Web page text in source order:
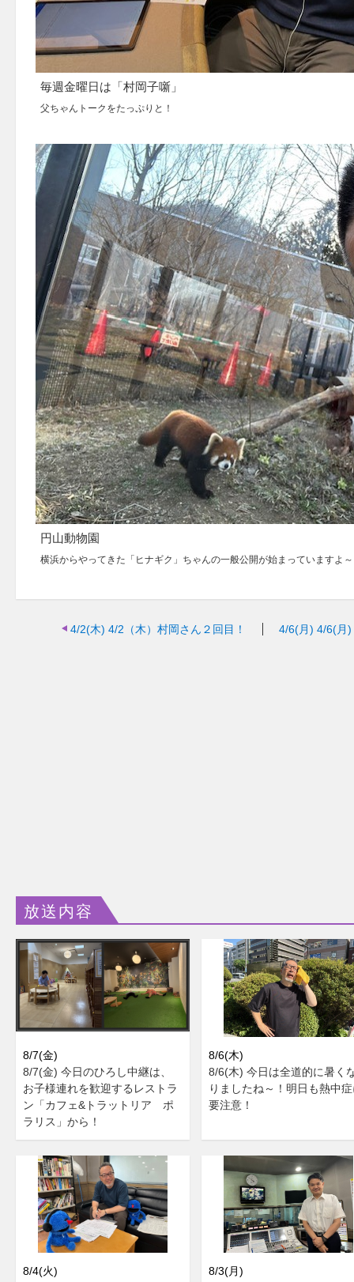
毎週金曜日は「村岡子噺」
父ちゃんトークをたっぷりと！
円山動物園
横浜からやってきた「ヒナギク」ちゃんの一般公開が始まっていますよ
4/2(木) 4/2（木）村岡さん２回目！ 4/6(月) 4/6(月
放送内容
8/7(金)
8/7(金) 今日のひろし中継は、
お子様連れを歓迎するレストラ
ン「カフェ&トラットリア ポ
ラリス」から！
8/6(木)
8/6(木) 今日は全道的に暑く
りましたね～！明日も熱中
要注意！
8/4(火)
8/3(月)